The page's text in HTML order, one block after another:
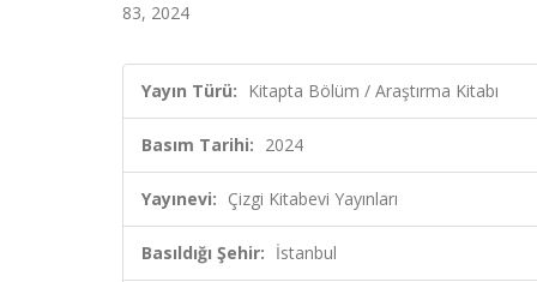
83, 2024
Yayın Türü: Kitapta Bölüm / Araştırma Kitabı
Basım Tarihi: 2024
Yayınevi: Çizgi Kitabevi Yayınları
Basıldığı Şehir: İstanbul